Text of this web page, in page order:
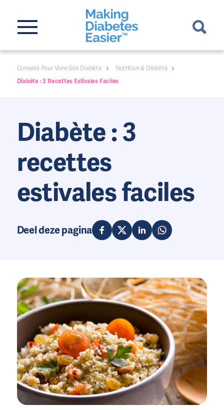
Conseils Pour Vivre Son Diabète
Nutrition & Diabète
Diabète : 3 Recettes Estivales Faciles
Diabète : 3
recettes
estivales faciles
Deel deze pagina